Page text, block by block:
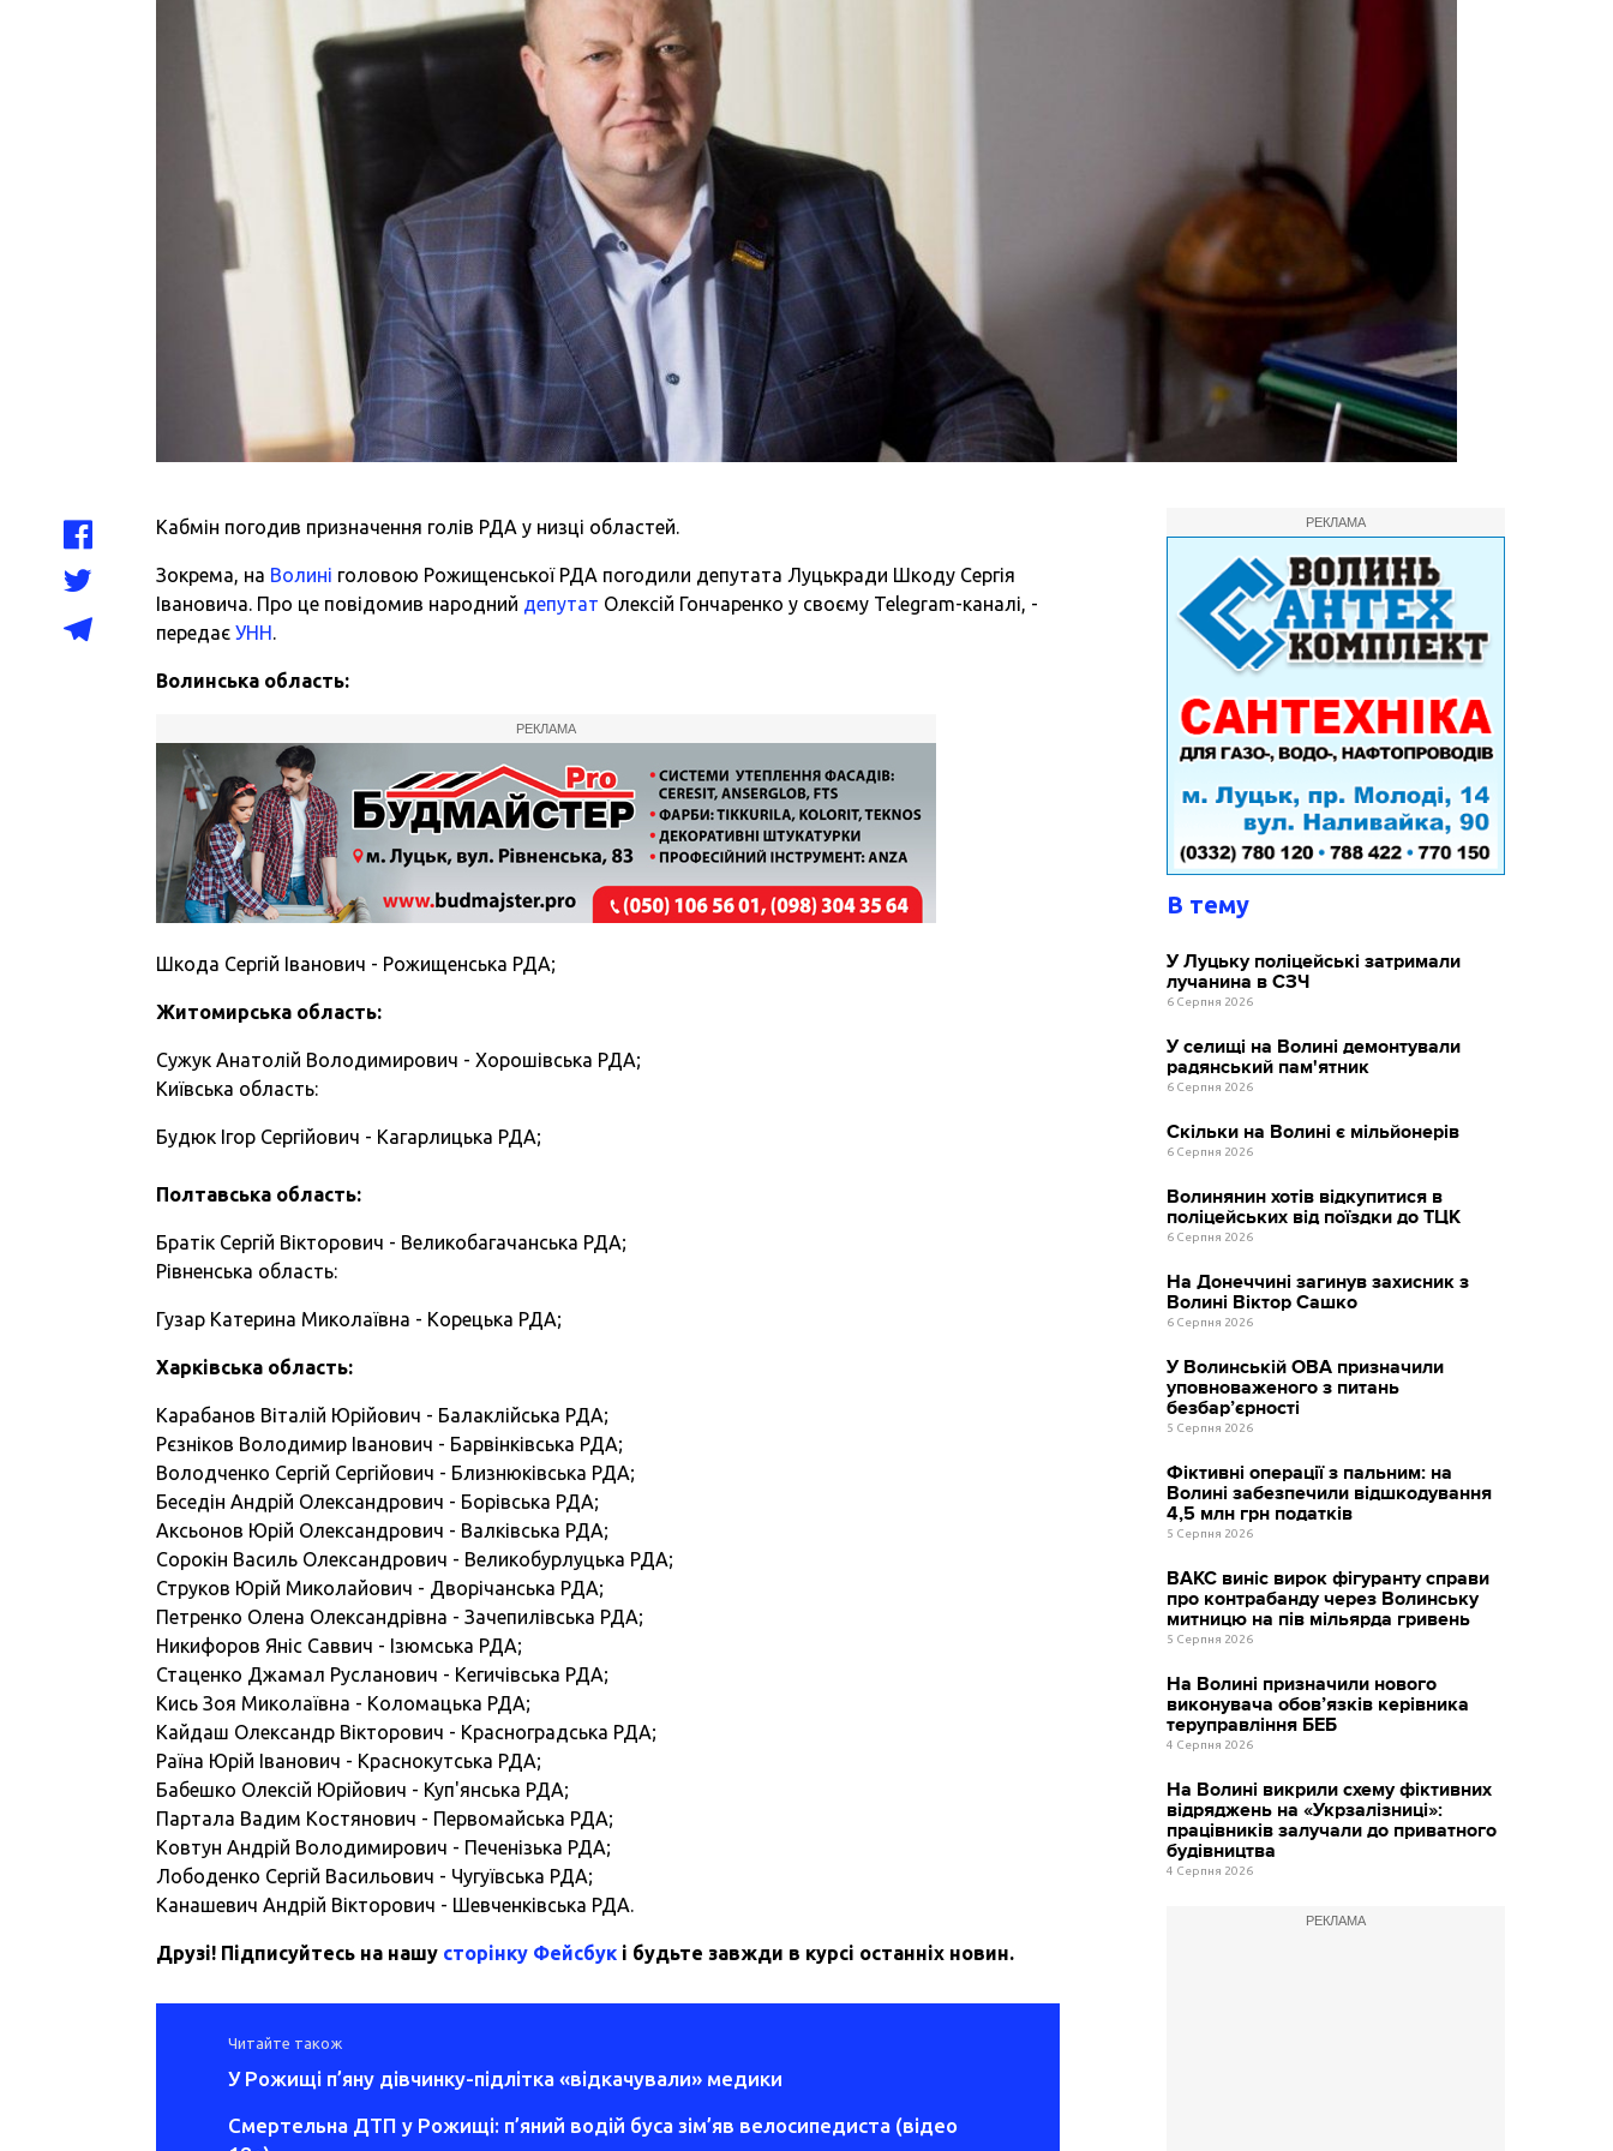
Кабмін погодив призначення голів РДА у низці областей.
Зокрема, на Волині головою Рожищенської РДА погодили депутата Луцькради Шкоду Сергія
Івановича. Про це повідомив народний депутат Олексій Гончаренко у своєму Telegram-каналі, -
передаєУНН.
Волинська область:
РЕКЛАМА
Шкода Сергій Іванович - Рожищенська РДА;
Житомирська область:
Сужук Анатолій Володимирович - Хорошівська РДА;
Київська область:
Будюк Ігор Сергійович - Кагарлицька РДА;
Полтавська область:
Братік Сергій Вікторович - Великобагачанська РДА;
Рівненська область:
Гузар Катерина Миколаївна - Корецька РДА;
Харківська область:
Карабанов Віталій Юрійович - Балаклійська РДА;
Рєзніков Володимир Іванович - Барвінківська РДА;
Володченко Сергій Сергійович - Близнюківська РДА;
Беседін Андрій Олександрович - Борівська РДА;
Аксьонов Юрій Олександрович - Валківська РДА;
Сорокін Василь Олександрович - Великобурлуцька РДА;
Струков Юрій Миколайович - Дворічанська РДА;
Петренко Олена Олександрівна - Зачепилівська РДА;
Никифоров Яніс Саввич - Ізюмська РДА;
Стаценко Джамал Русланович - Кегичівська РДА;
Кись Зоя Миколаївна - Коломацька РДА;
Кайдаш Олександр Вікторович - Красноградська РДА;
Раїна Юрій Іванович - Краснокутська РДА;
Бабешко Олексій Юрійович - Куп'янська РДА;
Партала Вадим Костянович - Первомайська РДА;
Ковтун Андрій Володимирович - Печенізька РДА;
Лободенко Сергій Васильович - Чугуївська РДА;
Канашевич Андрій Вікторович - Шевченківська РДА.
Друзі! Підписуйтесь на нашу сторінку Фейсбук і будьте завжди в курсі останніх новин.
Читайте також
У Рожищі п’яну дівчинку-підлітка «відкачували» медики
Смертельна ДТП у Рожищі: п’яний водій буса зім’яв велосипедиста (відео
РЕКЛАМА
В тему
У Луцьку поліцейські затримали
лучанина в СЗЧ
6 Серпня 2026
У селищі на Волині демонтували
радянський пам'ятник
6 Серпня 2026
Скільки на Волині є мільйонерів
6 Серпня 2026
Волинянин хотів відкупитися в
поліцейських від поїздки до ТЦК
6 Серпня 2026
На Донеччині загинув захисник з
Волині Віктор Сашко
6 Серпня 2026
У Волинській ОВА призначили
уповноваженого з питань
безбар’єрності
5 Серпня 2026
Фіктивні операції з пальним: на
Волині забезпечили відшкодування
4,5 млн грн податків
5 Серпня 2026
ВАКС виніс вирок фігуранту справи
про контрабанду через Волинську
митницю на пів мільярда гривень
5 Серпня 2026
На Волині призначили нового
виконувача обов’язків керівника
теруправління БЕБ
4 Серпня 2026
На Волині викрили схему фіктивних
відряджень на «Укрзалізниці»:
працівників залучали до приватного
будівництва
4 Серпня 2026
РЕКЛАМА